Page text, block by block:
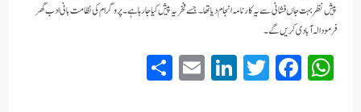
پیش نظر بہت جا ں فشانی سے یہ کارنامہ انجام دیا تھا۔ جسے فخریہ پیش کیا جا رہا ہے۔ پروگرام کی نظامت بانی ادب گھر
فرمود الہ آبادی کریں گے۔
W
ha
Fa
ce
T
wi
Li
nk
E
m